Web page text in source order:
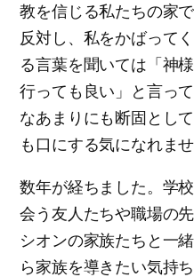
教を信じる私たちの家
反対し、私をかばって
る言葉を聞いては「神
行っても良い」と言っ
なあまりにも断固とし
も口にする気になれませ
数年が経ちました。学
会う友人たちや職場の
シオンの家族たちと一
ら家族を導きたい気持